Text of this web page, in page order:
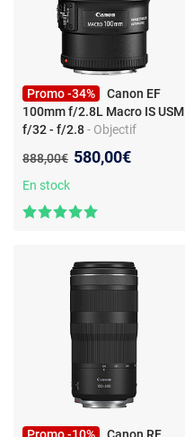
Promo -34%
Canon EF
100mm f/2.8L Macro IS USM
f/32 - f/2.8- Objectif
mm 1:1 - stabilisation IS -
moteur USM - monture
Ancien prix :
888,00€ Nouveau prix :
580,00€
En stock